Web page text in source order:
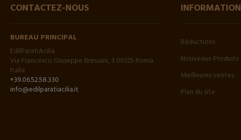
CONTACTEZ-NOUS
BUREAU PRINCIPAL
EdilParatiAcilia
Via Francesco Giuseppe Bressani, 3 00125 Roma
Italia
+39.06.52.58.330
info@edilparatiacilia.it
INFORMATION
Réductions
Nouveaux Produits
Meilleures ventes
Plan du site